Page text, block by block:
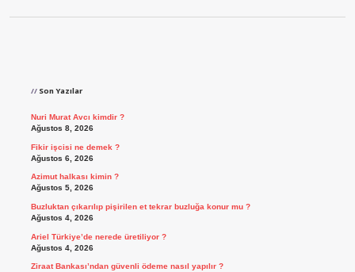
Son Yazılar
Nuri Murat Avcı kimdir ?
Ağustos 8, 2026
Fikir işcisi ne demek ?
Ağustos 6, 2026
Azimut halkası kimin ?
Ağustos 5, 2026
Buzluktan çıkarılıp pişirilen et tekrar buzluğa konur mu ?
Ağustos 4, 2026
Ariel Türkiye’de nerede üretiliyor ?
Ağustos 4, 2026
Ziraat Bankası’ndan güvenli ödeme nasıl yapılır ?